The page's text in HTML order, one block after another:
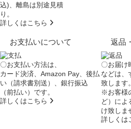
込)、離島は別途見積
り。
詳しくはこちら
お支払いについて
〇お支払い方法は、
カード決済、Amazon Pay、後払
い（請求書別送）、銀行振込
（前払い）です。
詳しくはこちら
返品
〇お届け
などは、
致します。
※お客様
ど）によ
け致しま
詳しくは